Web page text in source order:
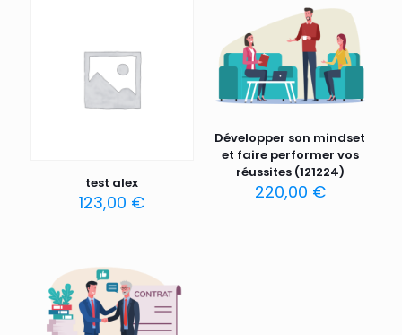
test alex
123,00 €
Développer son mindset
et faire performer vos
réussites (121224)
220,00 €